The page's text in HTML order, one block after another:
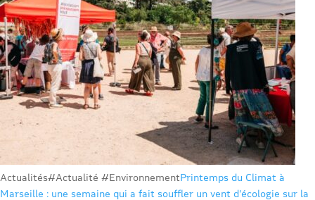
Actualités#Actualité #EnvironnementPrintemps du Climat à
Marseille : une semaine qui a fait souffler un vent d’écologie sur la